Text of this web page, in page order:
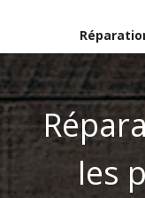
les